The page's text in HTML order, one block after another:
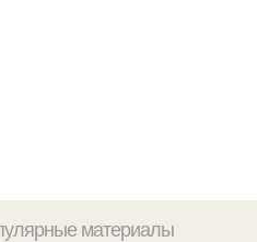
материалы